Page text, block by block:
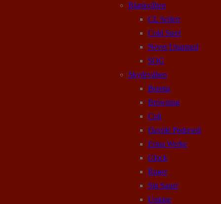
Blankvåben
CL Seifert
Cold Steel
Never Unarmed
SOG
Skydevåben
Beretta
Browning
Colt
Davide Pedersoli
Erma Werke
Glock
Ruger
Sig Sauer
Unique